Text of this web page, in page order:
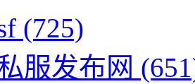
(725)
服发布网